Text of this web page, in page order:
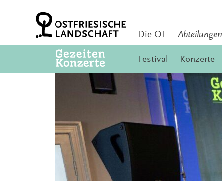
Die OL Abteilungen
Festival Konzerte